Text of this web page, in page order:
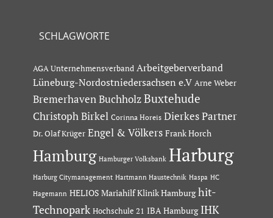
SCHLAGWORTE
AGA Unternehmensverband Arbeitgeberverband
Lüneburg-Nordostniedersachsen e.V Arne Weber
Bremerhaven Buchholz Buxtehude
Christoph Birkel Corinna Horeis Dierkes Partner
Dr. Olaf Krüger Engel & Völkers Frank Horch
Hamburg Hamburger Volksbank Harburg
Harburg Citymanagement Hartmann Haustechnik Haspa HC
Hagemann HELIOS Mariahilf Klinik Hamburg hit-
Technopark Hochschule 21 IBA Hamburg IHK